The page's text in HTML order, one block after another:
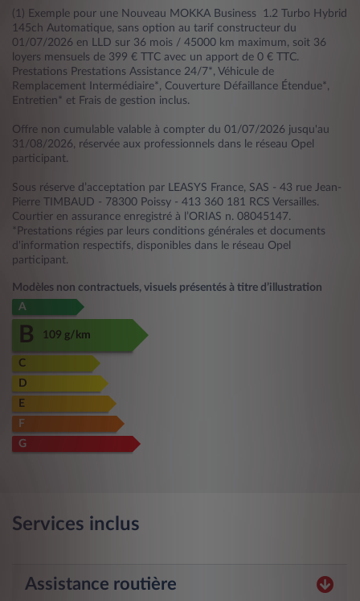
(1) Exemple pour une Nouveau MOKKA Business 1.2 Turbo Hybrid
145ch Automatique, sans option au tarif constructeur du
01/07/2026 en LLD sur 36 mois / 45000 km maximum, soit 36
loyers mensuels de 399 € TTC avec un apport de 0 € TTC.
Prestations Prestations Assistance 24/7*, Véhicule de
Remplacement Intermédiaire*, Couverture Défaillance Étendue*,
Entretien* et Frais de gestion inclus.
Offre non cumulable valable à compter du 01/07/2026 jusqu'au
31/08/2026, réservée aux professionnels dans le réseau Opel
participant.
Sous réserve d’acceptation par LEASYS France, SAS - 43 rue Jean-
Pierre TIMBAUD - 78300 Poissy - 413 360 181 RCS Versailles.
Courtier en assurance enregistré à l’ORIAS n. 08045147.
*Prestations régies par leurs conditions générales et documents
d'information respectifs, disponibles dans le réseau Opel
participant.
Modèles non contractuels, visuels présentés à titre d’illustration
A
B 109 g/km
C
D
E
F
G
Services inclus
Assistance routière